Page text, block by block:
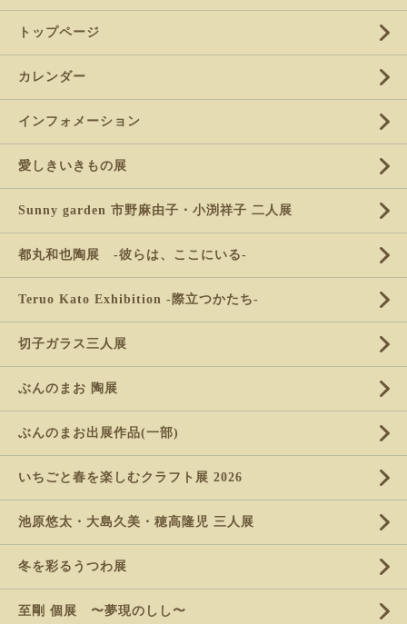
トップページ
カレンダー
インフォメーション
愛しきいきもの展
Sunny garden 市野麻由子・小渕祥子 二人展
都丸和也陶展 -彼らは、ここにいる-
Teruo Kato Exhibition -際立つかたち-
切子ガラス三人展
ぶんのまお 陶展
ぶんのまお出展作品(一部)
いちごと春を楽しむクラフト展 2026
池原悠太・大島久美・穂高隆児 三人展
冬を彩るうつわ展
至剛 個展 〜夢現のしし〜